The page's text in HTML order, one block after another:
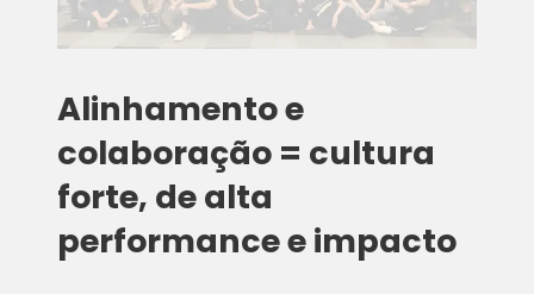
Alinhamento e
colaboração = cultura
forte, de alta
performance e impacto